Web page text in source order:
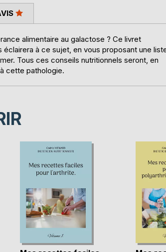
alimentaire au galactose ? Ce livret
à ce sujet, en vous proposant une
Tous ces conseils nutritionnels seront, en
cette pathologie.